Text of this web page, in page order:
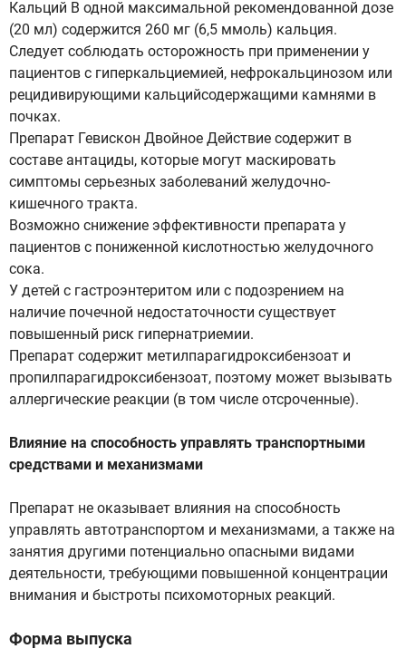
Кальций В одной максимальной рекомендованной дозе
(20 мл) содержится 260 мг (6,5 ммоль) кальция.
Следует соблюдать осторожность при применении у
пациентов с гиперкальциемией, нефрокальцинозом или
рецидивирующими кальцийсодержащими камнями в
почках.
Препарат Гевискон Двойное Действие содержит в
составе антациды, которые могут маскировать
симптомы серьезных заболеваний желудочно-
кишечного тракта.
Возможно снижение эффективности препарата у
пациентов с пониженной кислотностью желудочного
сока.
У детей с гастроэнтеритом или с подозрением на
наличие почечной недостаточности существует
повышенный риск гипернатриемии.
Препарат содержит метилпарагидроксибензоат и
пропилпарагидроксибензоат, поэтому может вызывать
аллергические реакции (в том числе отсроченные).
Влияние на способность управлять транспортными
средствами и механизмами
Препарат не оказывает влияния на способность
управлять автотранспортом и механизмами, а также на
занятия другими потенциально опасными видами
деятельности, требующими повышенной концентрации
внимания и быстроты психомоторных реакций.
Форма выпуска